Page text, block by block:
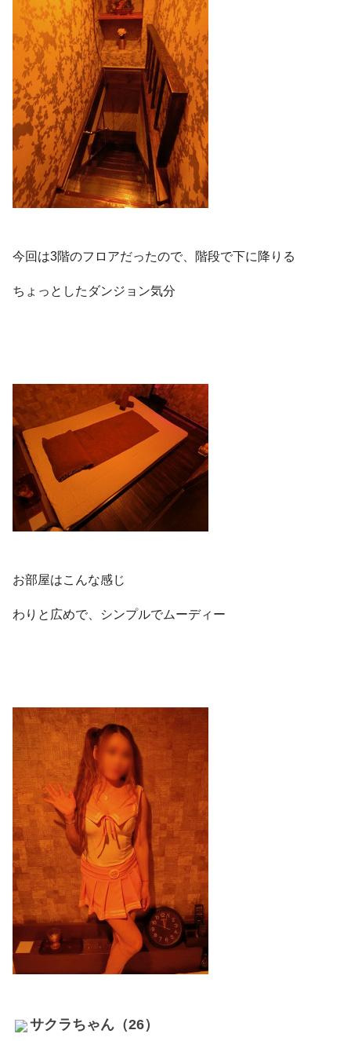
今回は3階のフロアだったので、階段で下に降りる
ちょっとしたダンジョン気分
お部屋はこんな感じ
わりと広めで、シンプルでムーディー
サクラちゃん（26）